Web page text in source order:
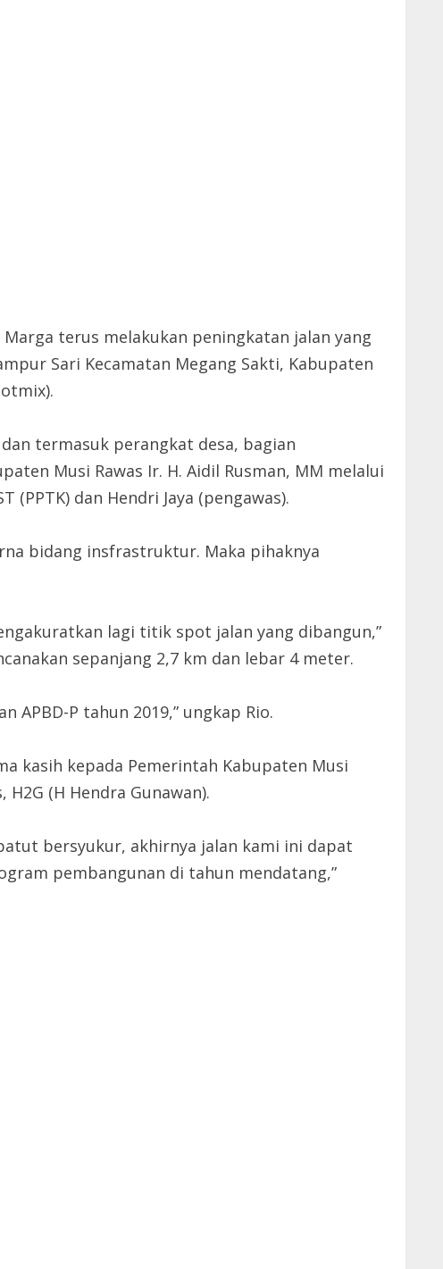
Marga terus melakukan peningkatan jalan yang
Sari Kecamatan Megang Sakti, Kabupaten
termasuk perangkat desa, bagian
Musi Rawas Ir. H. Aidil Rusman, MM melalui
dan Hendri Jaya (pengawas).
bidang insfrastruktur. Maka pihaknya
lagi titik spot jalan yang dibangun,”
sepanjang 2,7 km dan lebar 4 meter.
APBD-P tahun 2019,” ungkap Rio.
kasih kepada Pemerintah Kabupaten Musi
(H Hendra Gunawan).
bersyukur, akhirnya jalan kami ini dapat
pembangunan di tahun mendatang,”